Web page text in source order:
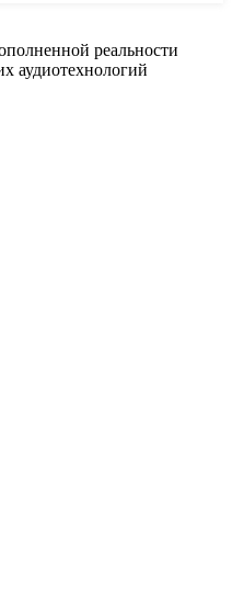
реальности
аудиотехнологий